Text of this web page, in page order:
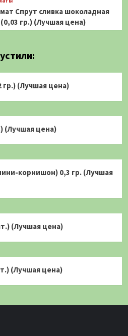
Спрут сливка шоколадная
(0,03 гр.) (Лучшая цена)
гр.) (Лучшая цена)
(Лучшая цена)
корнишон) 0,3 гр. (Лучшая
(Лучшая цена)
(Лучшая цена)